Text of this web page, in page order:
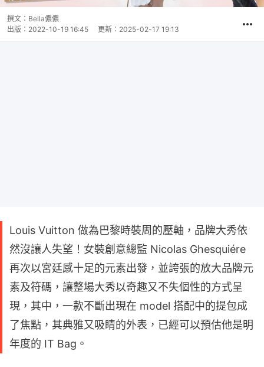
撰文： Bella儂儂
出版： 2022-10-19 16:45 更新： 2025-02-17 19:13
Louis Vuitton 做為巴黎時裝周的壓軸，品牌大秀依
然沒讓人失望！女裝創意總監 Nicolas Ghesquiére
再次以宮廷感十足的元素出發，並誇張的放大品牌元
素及符碼，讓整場大秀以奇趣又不失個性的方式呈
現，其中，一款不斷出現在 model 搭配中的提包成
了焦點，其典雅又吸睛的外表，已經可以預估他是明
年度的 IT Bag。